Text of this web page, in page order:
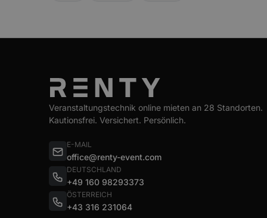
Veranstaltungstechnik online mieten an 28 Standorten.
Kautionsfrei. Versichert. Persönlich.
E-MAIL
office@renty-event.com
DEUTSCHLAND
+49 160 98293373
ÖSTERREICH
+43 316 231064